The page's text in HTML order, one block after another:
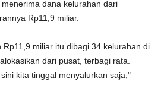
dana kelurahan dari
Rp11,9 miliar.
miliar itu dibagi 34 kelurahan di
dari pusat, terbagi rata.
kita tinggal menyalurkan saja,"